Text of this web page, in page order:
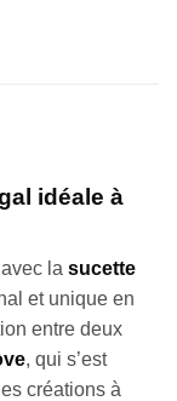
idéale à
la sucette
et unique en
entre deux
, qui s’est
créations à